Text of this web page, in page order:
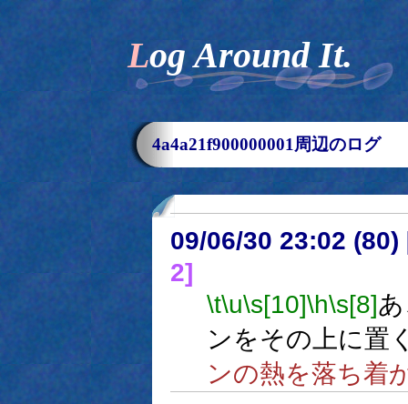
Log Around It.
4a4a21f900000001周辺のログ
09/06/30 23:02 (80)
2]
\t\u\s[10]\h\s[8]
ンをその上に置
ンの熱を落ち着